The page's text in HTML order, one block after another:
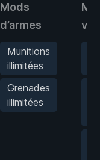
Mods
d’armes
Munitions
illimitées
Grenades
illimitées